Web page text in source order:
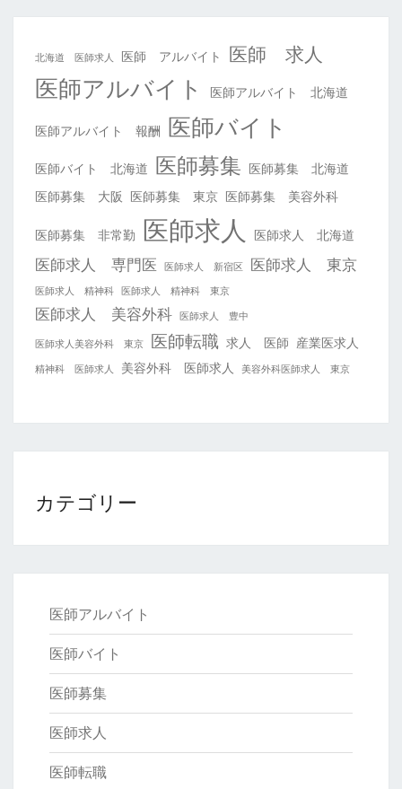
北海道 医師求人 医師 アルバイト 医師 求人
医師アルバイト 医師アルバイト 北海道
医師アルバイト 報酬 医師バイト
医師バイト 北海道 医師募集 医師募集 北海道
医師募集 大阪
医師募集 東京 医師募集 美容外科
医師募集 非常勤 医師求人 医師求人 北海道
医師求人 専門医 医師求人 新宿区 医師求人 東京
医師求人 精神科 医師求人 精神科 東京
医師求人 美容外科 医師求人 豊中
医師求人美容外科 東京 医師転職 求人 医師 産業医求人
精神科 医師求人 美容外科 医師求人 美容外科医師求人 東京
カテゴリー
医師アルバイト
医師バイト
医師募集
医師求人
医師転職